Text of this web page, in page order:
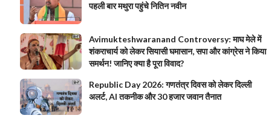
पहली बार मथुरा पहुंचे नितिन नवीन
Avimukteshwaranand Controversy: माघ मेले में
शंकराचार्य को लेकर सियासी घमासान, सपा और कांग्रेस ने किया
समर्थन! जानिए क्या है पूरा विवाद?
Republic Day 2026: गणतंत्र दिवस को लेकर दिल्ली
अलर्ट, AI तकनीक और 30 हजार जवान तैनात